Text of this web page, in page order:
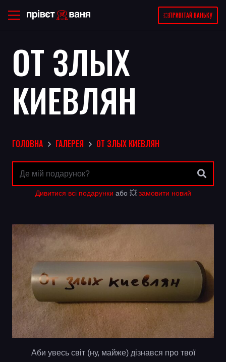
💥ПРИВІТАЙ ВАНЬКУ
ОТ ЗЛЫХ
КИЕВЛЯН
ГОЛОВНА ГАЛЕРЕЯ ОТ ЗЛЫХ КИЕВЛЯН
Дивитися всі подарунки або 💥замовити новий
Аби увесь світ (ну, майже) дізнався про твої